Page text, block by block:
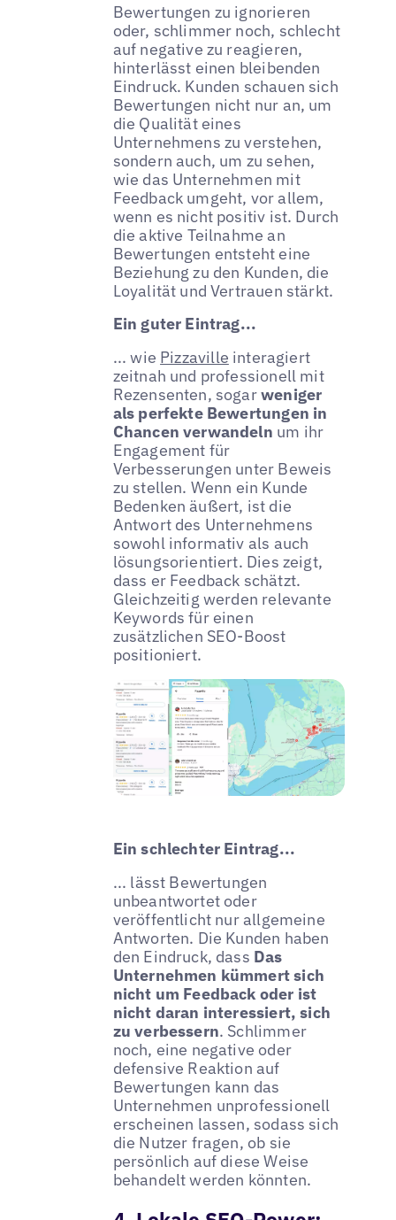
Bewertungen zu ignorieren
oder, schlimmer noch, schlecht
auf negative zu reagieren,
hinterlässt einen bleibenden
Eindruck. Kunden schauen sich
Bewertungen nicht nur an, um
die Qualität eines
Unternehmens zu verstehen,
sondern auch, um zu sehen,
wie das Unternehmen mit
Feedback umgeht, vor allem,
wenn es nicht positiv ist. Durch
die aktive Teilnahme an
Bewertungen entsteht eine
Beziehung zu den Kunden, die
Loyalität und Vertrauen stärkt.
Ein guter Eintrag...
... wie Pizzaville interagiert
zeitnah und professionell mit
Rezensenten, sogarweniger
als perfekte Bewertungen in
Chancen verwandeln um ihr
Engagement für
Verbesserungen unter Beweis
zu stellen. Wenn ein Kunde
Bedenken äußert, ist die
Antwort des Unternehmens
sowohl informativ als auch
lösungsorientiert. Dies zeigt,
dass er Feedback schätzt.
Gleichzeitig werden relevante
Keywords für einen
zusätzlichen SEO-Boost
positioniert.
Ein schlechter Eintrag...
... lässt Bewertungen
unbeantwortet oder
veröffentlicht nur allgemeine
Antworten. Die Kunden haben
den Eindruck, dass Das
Unternehmen kümmert sich
nicht um Feedback oder ist
nicht daran interessiert, sich
zu verbessern. Schlimmer
noch, eine negative oder
defensive Reaktion auf
Bewertungen kann das
Unternehmen unprofessionell
erscheinen lassen, sodass sich
die Nutzer fragen, ob sie
persönlich auf diese Weise
behandelt werden könnten.